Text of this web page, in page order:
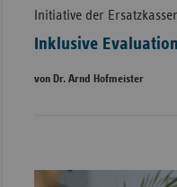
Initiative der
Inklusive
von Dr. Arnd Hofmeister